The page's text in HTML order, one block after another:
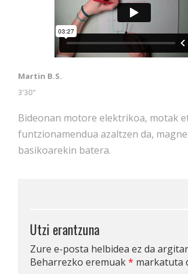
Martin B.S.
3'30"
Bideonan motore elektrikoa, motak
funtzionamendua azaltzen da,
basikoarekin batera.
Utzi erantzuna
Zure e-posta helbidea ez da
Beharrezko eremuak* markatuta